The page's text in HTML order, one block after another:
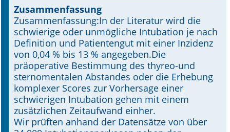
Online First
A&I English
Mediadaten
Autoren-Service
Bestell-Service
Stellenmarkt
Zusammenfassung
Zusammenfassung:In der Literatur wird die
schwierige oder unmögliche Intubation je nach
Definition und Patientengut mit einer Inzidenz
von 0,04 % bis 13 % angegeben.Die
präoperative Bestimmung des thyreo-und
sternomentalen Abstandes oder die Erhebung
komplexer Scores zur Vorhersage einer
schwierigen Intubation gehen mit einem
zusätzlichen Zeitaufwand einher.
Wir prüften anhand der Datensätze von über